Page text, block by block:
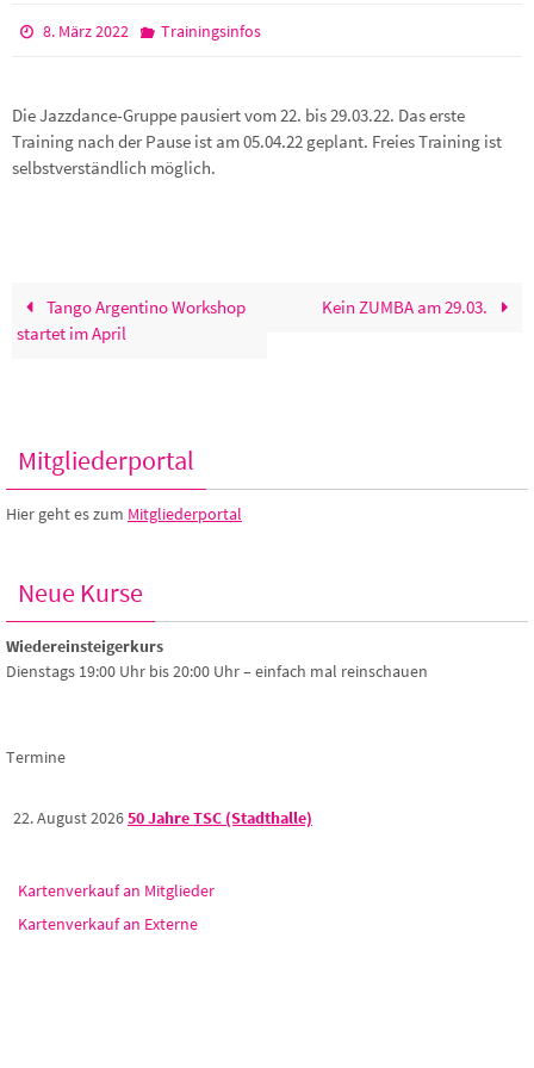
8. März 2022 Trainingsinfos
Die Jazzdance-Gruppe pausiert vom 22. bis 29.03.22. Das erste
Training nach der Pause ist am 05.04.22 geplant. Freies Training ist
selbstverständlich möglich.
Tango Argentino Workshop
startet im April
Kein ZUMBA am 29.03.
Mitgliederportal
Hier geht es zum Mitgliederportal
Neue Kurse
Wiedereinsteigerkurs
Dienstags 19:00 Uhr bis 20:00 Uhr – einfach mal reinschauen
Termine
22. August 202650 Jahre TSC (Stadthalle)
Kartenverkauf an Mitglieder
Kartenverkauf an Externe